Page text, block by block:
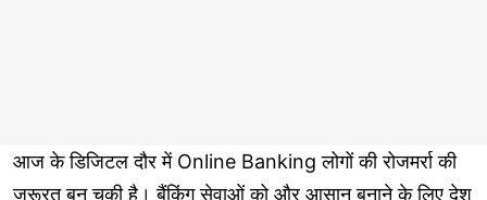
आज के डिजिटल दौर में Online Banking लोगों की रोजमर्रा की
जरूरत बन चुकी है। बैंकिंग सेवाओं को और आसान बनाने के लिए देश